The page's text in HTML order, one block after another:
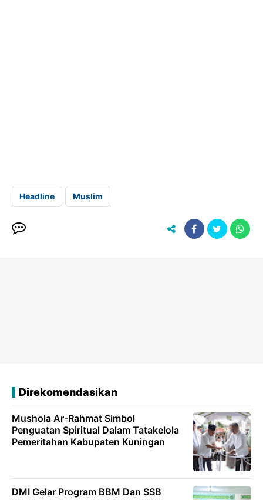
Headline Muslim
Direkomendasikan
Mushola Ar-Rahmat Simbol
Penguatan Spiritual Dalam Tatakelola
Pemeritahan Kabupaten Kuningan
DMI Gelar Program BBM Dan SSB